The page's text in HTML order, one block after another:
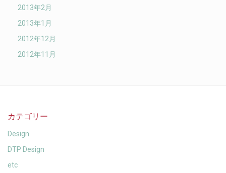
2013年2月
2013年1月
2012年12月
2012年11月
カテゴリー
Design
DTP Design
etc